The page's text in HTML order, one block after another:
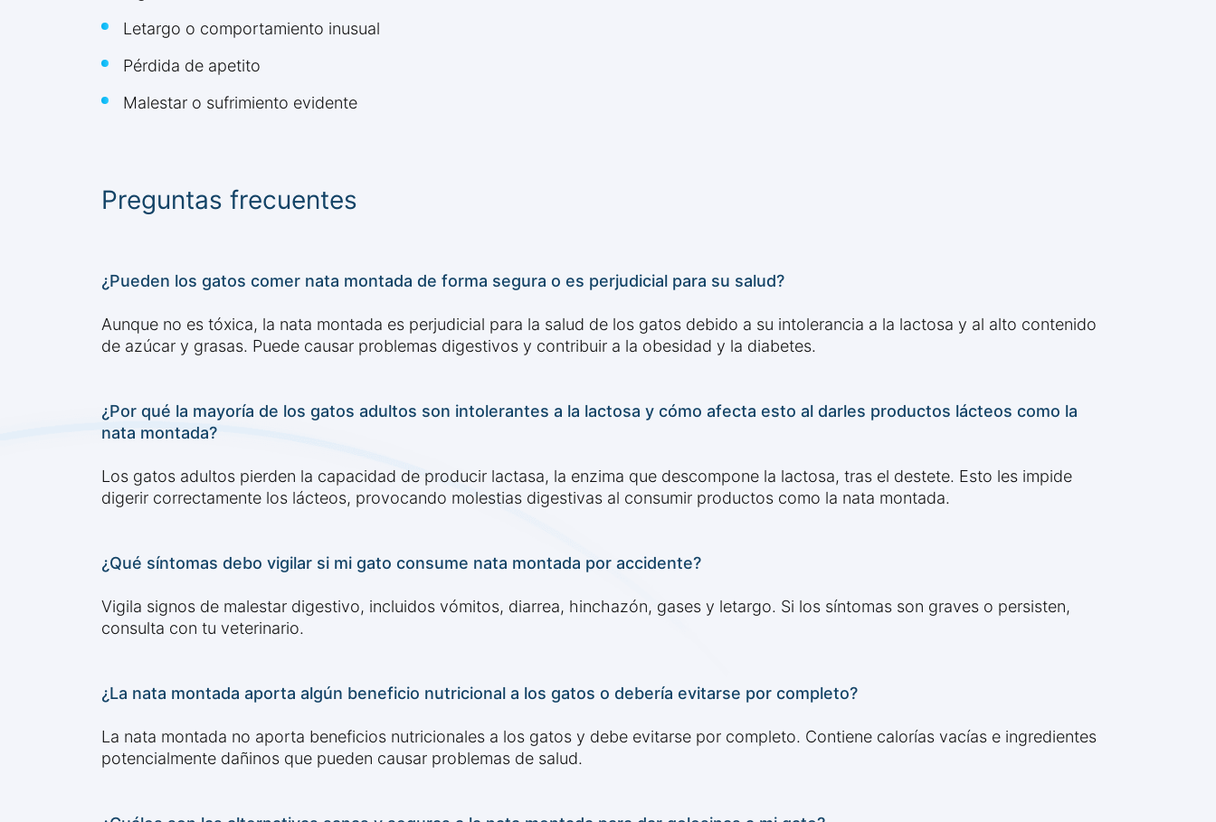
Letargo o comportamiento inusual
Pérdida de apetito
Malestar o sufrimiento evidente
Preguntas frecuentes
¿Pueden los gatos comer nata montada de forma segura o es perjudicial para su salud?
Aunque no es tóxica, la nata montada es perjudicial para la salud de los gatos debido a su intolerancia a la lactosa y al alto contenido
de azúcar y grasas. Puede causar problemas digestivos y contribuir a la obesidad y la diabetes.
¿Por qué la mayoría de los gatos adultos son intolerantes a la lactosa y cómo afecta esto al darles productos lácteos como la
nata montada?
Los gatos adultos pierden la capacidad de producir lactasa, la enzima que descompone la lactosa, tras el destete. Esto les impide
digerir correctamente los lácteos, provocando molestias digestivas al consumir productos como la nata montada.
¿Qué síntomas debo vigilar si mi gato consume nata montada por accidente?
Vigila signos de malestar digestivo, incluidos vómitos, diarrea, hinchazón, gases y letargo. Si los síntomas son graves o persisten,
consulta con tu veterinario.
¿La nata montada aporta algún beneficio nutricional a los gatos o debería evitarse por completo?
La nata montada no aporta beneficios nutricionales a los gatos y debe evitarse por completo. Contiene calorías vacías e ingredientes
potencialmente dañinos que pueden causar problemas de salud.